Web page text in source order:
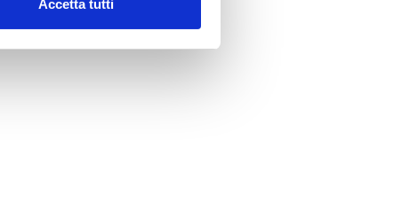
Accetta tutti